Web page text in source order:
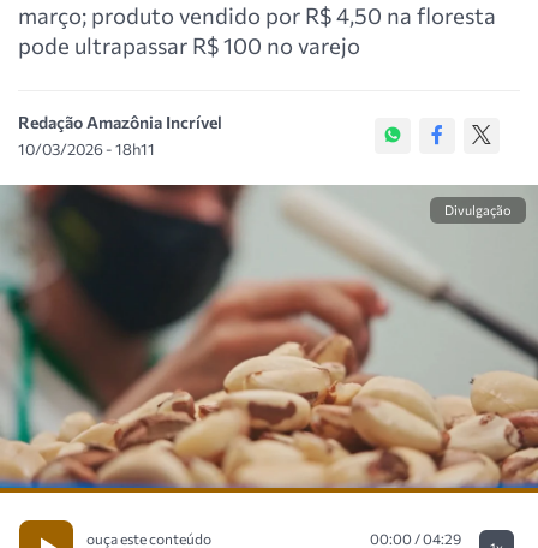
março; produto vendido por R$ 4,50 na floresta
pode ultrapassar R$ 100 no varejo
Redação Amazônia Incrível
10/03/2026 - 18h11
Divulgação
ouça este conteúdo 00:00 / 04:29